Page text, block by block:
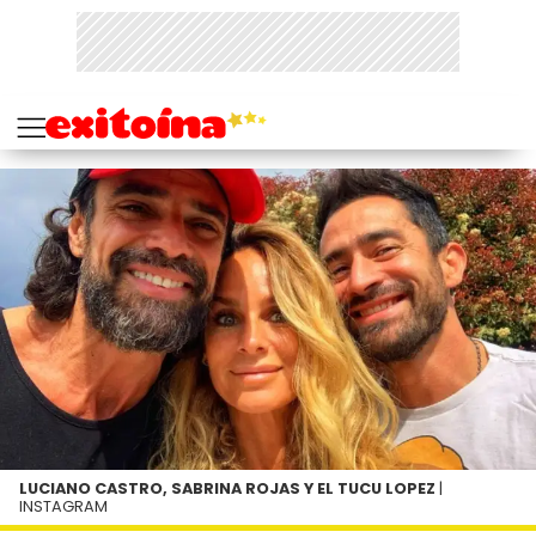
LUCIANO CASTRO, SABRINA ROJAS Y EL TUCU LOPEZ |
INSTAGRAM